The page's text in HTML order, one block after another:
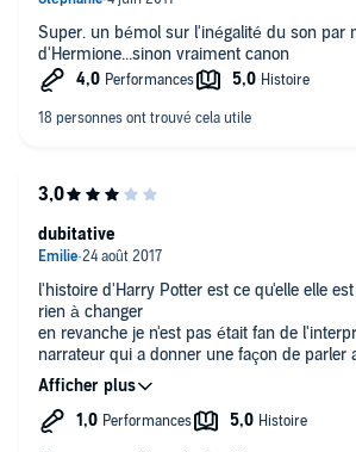
Super. un bémol sur l'inégalité du son par
d'Hermione...sinon vraiment canon
l'histoire d'Harry Potter est ce qu'elle elle
rien à changer
en revanche je n'est pas était fan de
narrateur qui a donner une façon de parler
je n'est pas du tout apprécié on dirait qu'il
(surtout Agrid et Ron) ce qui enlève je
charme à l'histoire.
dubitative